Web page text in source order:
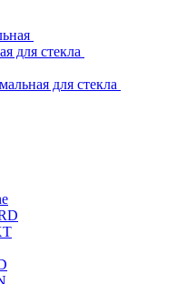
для стекла
для стекла